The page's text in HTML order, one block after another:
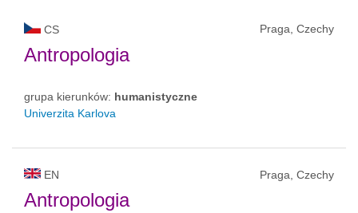
CS Praga, Czechy
Antropologia
grupa kierunków: humanistyczne
Univerzita Karlova
EN Praga, Czechy
Antropologia